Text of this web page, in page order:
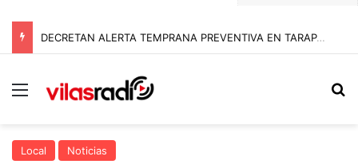
DECRETAN ALERTA TEMPRANA PREVENTIVA EN TARAPACÁ POR NEVADAS, LLUVIAS Y TORMENTAS ELÉCTRICAS
Menú
Local Noticias